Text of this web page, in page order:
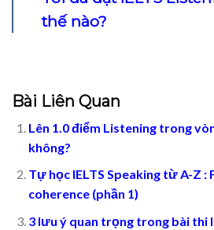
thế nào?
Bài Liên Quan
Lên 1.0 điểm Listening trong
không?
Tự học IELTS Speaking từ A-Z :
coherence (phần 1)
3 lưu ý quan trọng trong bài thi